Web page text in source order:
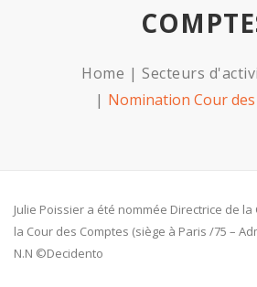
Home Secteurs
Nomination Cour
Julie Poissier a été nommée Directrice de
la Cour des Comptes (siège à Paris /75 –
N.N ©Decidento